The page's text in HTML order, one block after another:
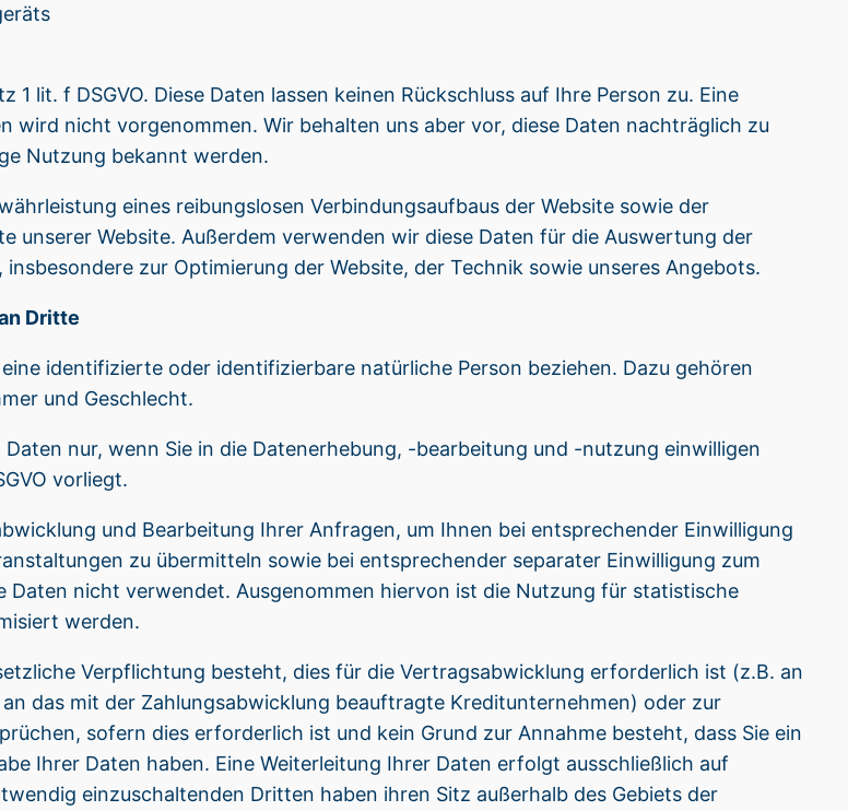
lit. f DSGVO. Diese Daten lassen keinen Rückschluss auf Ihre Person zu. Eine
wird nicht vorgenommen. Wir behalten uns aber vor, diese Daten nachträglich zu
Nutzung bekannt werden.
eines reibungslosen Verbindungsaufbaus der Website sowie der
unserer Website. Außerdem verwenden wir diese Daten für die Auswertung der
zur Optimierung der Website, der Technik sowie unseres Angebots.
Dritte
identifizierte oder identifizierbare natürliche Person beziehen. Dazu gehören
und Geschlecht.
nur, wenn Sie in die Datenerhebung, -bearbeitung und -nutzung einwilligen
vorliegt.
und Bearbeitung Ihrer Anfragen, um Ihnen bei entsprechender Einwilligung
zu übermitteln sowie bei entsprechender separater Einwilligung zum
Daten nicht verwendet. Ausgenommen hiervon ist die Nutzung für statistische
werden.
Verpflichtung besteht, dies für die Vertragsabwicklung erforderlich ist (z.B. an
das mit der Zahlungsabwicklung beauftragte Kreditunternehmen) oder zur
sofern dies erforderlich ist und kein Grund zur Annahme besteht, dass Sie ein
Ihrer Daten haben. Eine Weiterleitung Ihrer Daten erfolgt ausschließlich auf
einzuschaltenden Dritten haben ihren Sitz außerhalb des Gebiets der